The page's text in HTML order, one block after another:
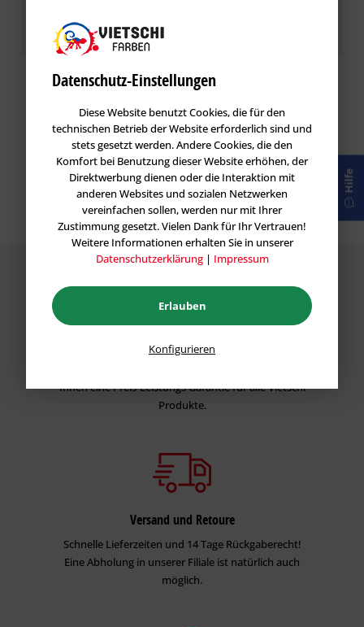
Speichern
Garantie
Ihnen eine Preis-Leistungs Garantie für alle Vietschi
Produkte.
Versand und Retoure
Schnelle Lieferzeiten und 14 Tage Rückgaberecht!
Eine Abholung in unserer Filiale ist natürlich auch
möglich.
Hilfe
Datenschutz-Einstellungen
Diese Website benutzt Cookies, die für den
technischen Betrieb der Website erforderlich sind und
stets gesetzt werden. Andere Cookies, die den
Komfort bei Benutzung dieser Website erhöhen, der
Direktwerbung dienen oder die Interaktion mit
anderen Websites und sozialen Netzwerken
vereinfachen sollen, werden nur mit Ihrer
Zustimmung gesetzt. Vielen Dank für Ihr Vertrauen!
Weitere Informationen erhalten Sie in unserer
Datenschutzerklärung| Impressum
Erlauben
Konfigurieren